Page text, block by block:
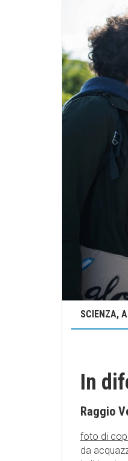
SCIENZA,
In
Raggio
foto di
da